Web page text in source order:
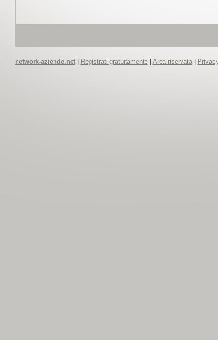
network-aziende.net| Registrati gratuitamente| Area riservata|